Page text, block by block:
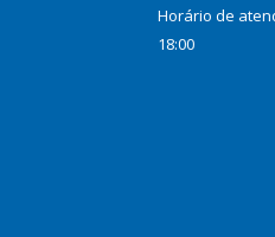
Horário de
18:00